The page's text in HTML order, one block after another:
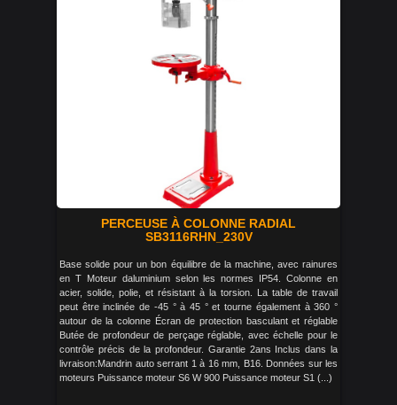
PERCEUSE À COLONNE RADIAL
SB3116RHN_230V
Base solide pour un bon équilibre de la machine, avec rainures
en T Moteur daluminium selon les normes IP54. Colonne en
acier, solide, polie, et résistant à la torsion. La table de travail
peut être inclinée de -45 ° à 45 ° et tourne également à 360 °
autour de la colonne Écran de protection basculant et réglable
Butée de profondeur de perçage réglable, avec échelle pour le
contrôle précis de la profondeur. Garantie 2ans Inclus dans la
livraison:Mandrin auto serrant 1 à 16 mm, B16. Données sur les
moteurs Puissance moteur S6 W 900 Puissance moteur S1 (...)